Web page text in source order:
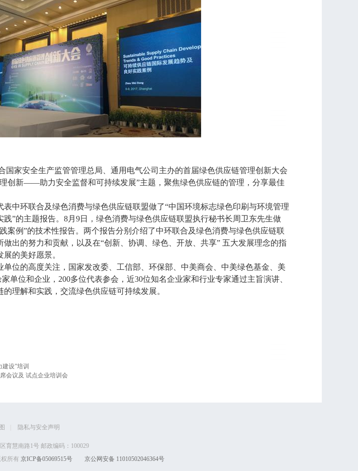
国家安全生产监管管理总局、通用电气公司主办的首届绿色供应链管理创新大会
创新——助力安全监督和可持续发展”主题，聚焦绿色供应链的管理，分享最佳
中环联合及绿色消费与绿色供应链联盟做了“中国环境标志绿色印刷与环境管理
”的主题报告。8月9日，绿色消费与绿色供应链联盟执行秘书长周卫东先生做
案例”的技术性报告。两个报告分别介绍了中环联合及绿色消费与绿色供应链联
出的努力和贡献，以及在“创新、协调、绿色、开放、共享” 五大发展理念的指
的美好愿景。
位的高度关注，国家发改委、工信部、环保部、中美商会、中美绿色基金、美
单位和企业，200多位代表参会，近30位知名企业家和行业专家通过主旨演讲、
理解和实践，交流绿色供应链可持续发展。
设”培训
会议及 试点企业培训会
隐私与安全声明
育慧南路1号 邮政编码：100029
所有 京ICP备05069515号 京公网安备 11010502046364号